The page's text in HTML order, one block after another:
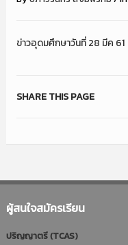
ข่าวอุดมศึกษาวันที่ 28 มีค 61
SHARE THIS PAGE
ผู้สนใจสมัครเรียน
ปริญญาตรี (TCAS)